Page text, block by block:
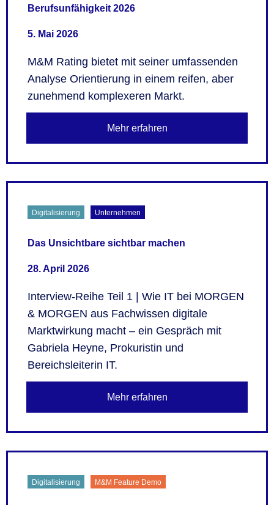
Berufsunfähigkeit 2026
5. Mai 2026
M&M Rating bietet mit seiner umfassenden
Analyse Orientierung in einem reifen, aber
zunehmend komplexeren Markt.
Mehr erfahren
Digitalisierung Unternehmen
Das Unsichtbare sichtbar machen
28. April 2026
Interview-Reihe Teil 1 | Wie IT bei MORGEN
& MORGEN aus Fachwissen digitale
Marktwirkung macht – ein Gespräch mit
Gabriela Heyne, Prokuristin und
Bereichsleiterin IT.
Mehr erfahren
Digitalisierung M&M Feature Demo